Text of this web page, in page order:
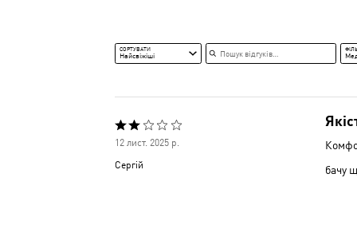
СОРТУВАТИ
Найсвіжіші
Пошук відгуків
Оцінено
12 лист. 2025 р.
Сергій
бачу